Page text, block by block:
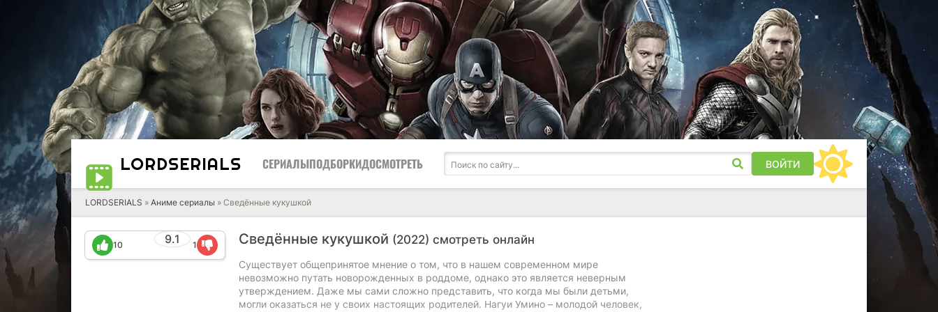
LORDSERIALS СЕРИАЛЫПОДБОРКИДОСМОТРЕТЬ ВОЙТИ
LORDSERIALS » Аниме сериалы » Сведённые кукушкой
Сведённые кукушкой (2022) смотреть онлайн
9.1
10 1
Существует общепринятое мнение о том, что в нашем современном мире
невозможно путать новорожденных в роддоме, однако это является неверным
утверждением. Даже мы сами сложно представить, что когда мы были детьми,
могли оказаться не у своих настоящих родителей. Нагуи Умино – молодой человек,